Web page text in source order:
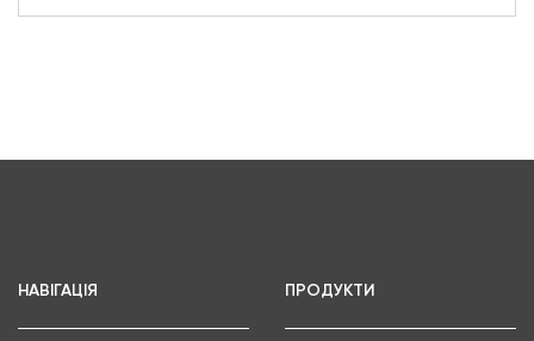
НАВІГАЦІЯ ПРОДУКТИ